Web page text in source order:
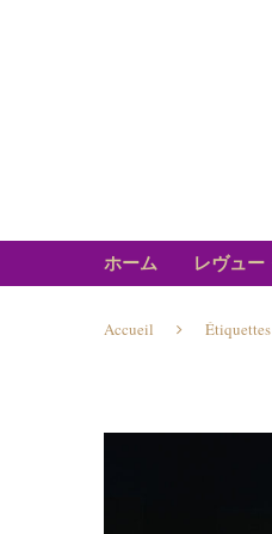
ホーム レヴュー
Accueil Étiquettes